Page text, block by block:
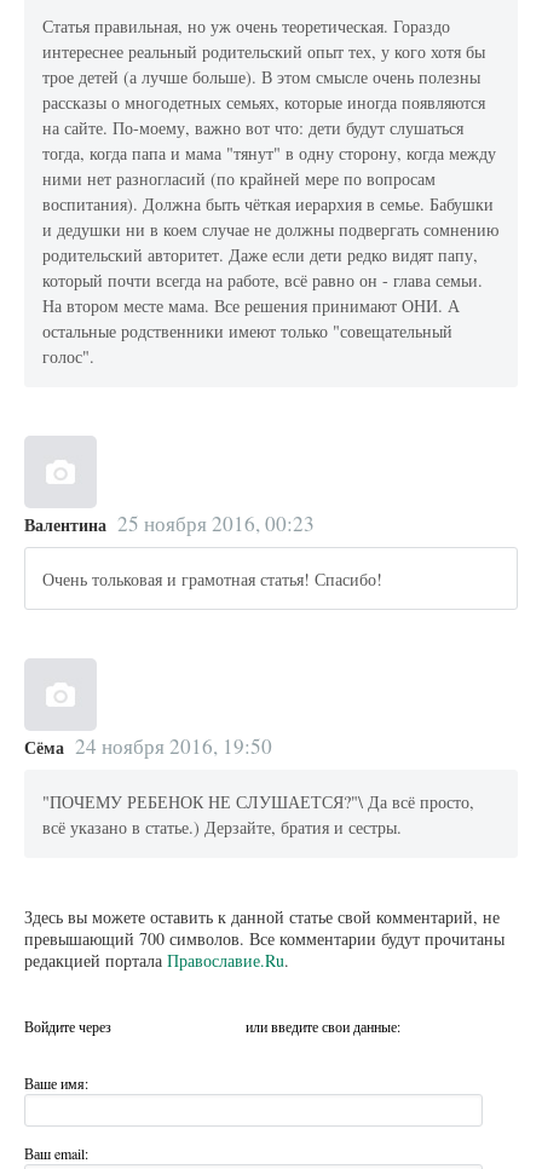
Статья правильная, но уж очень теоретическая. Гораздо
интереснее реальный родительский опыт тех, у кого хотя бы
трое детей (а лучше больше). В этом смысле очень полезны
рассказы о многодетных семьях, которые иногда появляются
на сайте. По-моему, важно вот что: дети будут слушаться
тогда, когда папа и мама "тянут" в одну сторону, когда между
ними нет разногласий (по крайней мере по вопросам
воспитания). Должна быть чёткая иерархия в семье. Бабушки
и дедушки ни в коем случае не должны подвергать сомнению
родительский авторитет. Даже если дети редко видят папу,
который почти всегда на работе, всё равно он - глава семьи.
На втором месте мама. Все решения принимают ОНИ. А
остальные родственники имеют только "совещательный
голос".
Валентина 25 ноября 2016, 00:23
Очень тольковая и грамотная статья! Спасибо!
Сёма 24 ноября 2016, 19:50
"ПОЧЕМУ РЕБЕНОК НЕ СЛУШАЕТСЯ?"\ Да всё просто,
всё указано в статье.) Дерзайте, братия и сестры.
Здесь вы можете оставить к данной статье свой комментарий, не
превышающий 700 символов. Все комментарии будут прочитаны
редакцией портала Православие.Ru.
Войдите через или введите свои данные:
Ваше имя:
Ваш email: